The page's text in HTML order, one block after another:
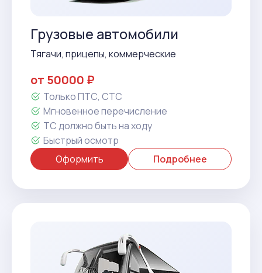
Грузовые автомобили
Тягачи, прицепы, коммерческие
от 50000 ₽
Только ПТС, СТС
Мгновенное перечисление
ТС должно быть на ходу
Быстрый осмотр
Оформить
Подробнее